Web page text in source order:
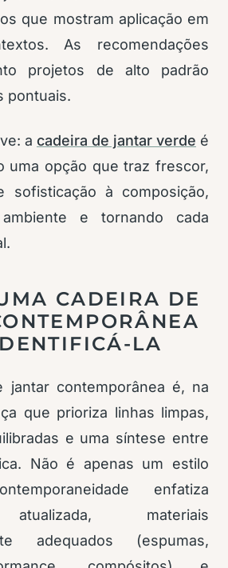
que mostram aplicação em
As recomendações
projetos de alto padrão
pontuais.
a cadeira de jantar verde é
uma opção que traz frescor,
sofisticação à composição,
e tornando cada
CADEIRA DE
LA
jantar contemporânea é, na
que prioriza linhas limpas,
e uma síntese entre
Não é apenas um estilo
enfatiza
materiais
adequados (espumas,